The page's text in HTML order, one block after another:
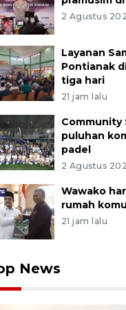
2 Agustus
Layanan
Pontianak
tiga hari
21 jam lalu
Community
puluhan
padel
2 Agustus
Wawako
rumah
21 jam lalu
News